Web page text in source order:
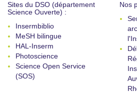
Sites du DSO (département
Science Ouverte) :
Insermbiblio
MeSH bilingue
HAL-Inserm
Photoscience
Science Open Service
(SOS)
Nos